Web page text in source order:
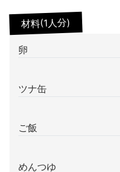
材料(1人分)
卵
ツナ缶
ご飯
めんつゆ